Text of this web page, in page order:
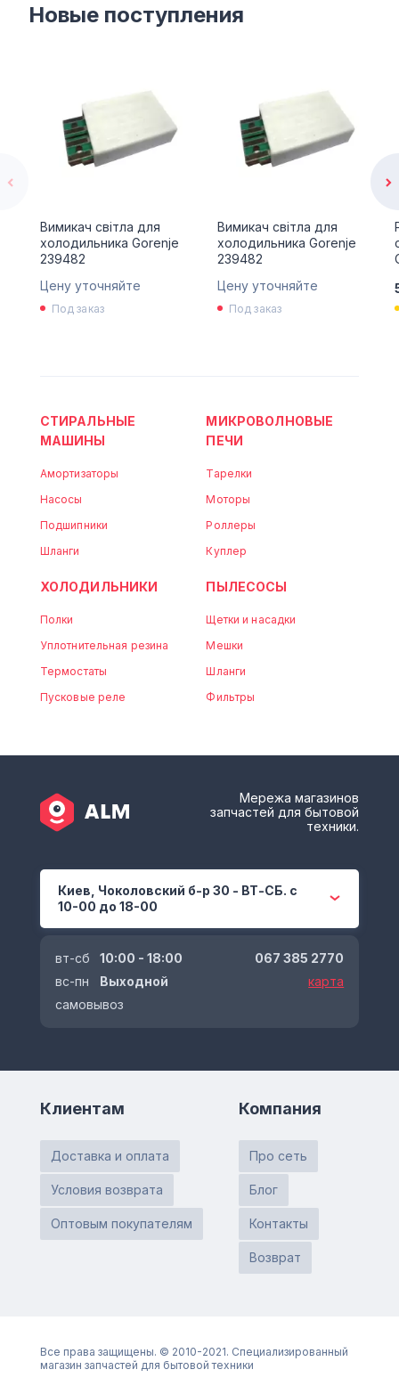
Новые поступления
Вимикач світла для
холодильника Gorenje
239482
Цену уточняйте
Под заказ
Вимикач світла для
холодильника Gorenje
239482
Цену уточняйте
Под заказ
СТИРАЛЬНЫЕ
МАШИНЫ
Амортизаторы
Насосы
Подшипники
Шланги
МИКРОВОЛНОВЫЕ
ПЕЧИ
Тарелки
Моторы
Роллеры
Куплер
ХОЛОДИЛЬНИКИ
Полки
Уплотнительная резина
Термостаты
Пусковые реле
ПЫЛЕСОСЫ
Щетки и насадки
Мешки
Шланги
Фильтры
Мережа магазинов
запчастей для бытовой
техники.
Киев, Чоколовский б-р 30 - ВТ-СБ. с
10-00 до 18-00
вт-сб
10:00 - 18:00
вс-пн
Выходной
самовывоз
067 385 2770
карта
Клиентам
Доставка и оплата
Условия возврата
Оптовым покупателям
Компания
Про сеть
Блог
Контакты
Возврат
Все права защищены. © 2010-2021. Специализированный
магазин запчастей для бытовой техники